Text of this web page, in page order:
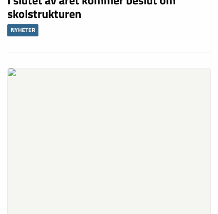
skolstrukturen
NYHETER